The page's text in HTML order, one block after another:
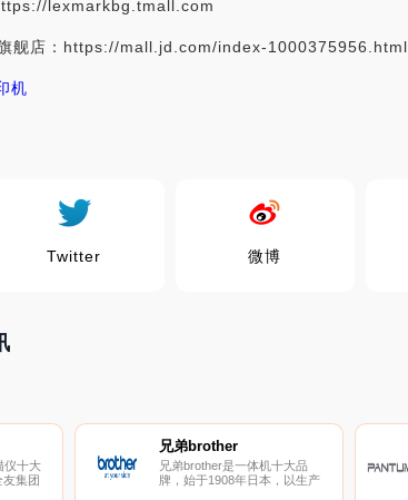
lexmarkbg.tmall.com
舰店：https://mall.jd.com/index-1000375956.html
机
Twitter 微博
仪十大
友集团
兄弟brother
兄弟brother是一体机十大品
牌，始于1908年日本，以生产